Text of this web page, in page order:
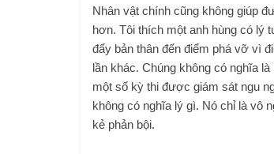
Nhân vật chính cũng không giúp
hơn. Tôi thích một anh hùng có lý
đẩy bản thân đến điểm phá vỡ vì
lần khác. Chúng không có nghĩa
một số kỳ thi được giám sát ngu
không có nghĩa lý gì. Nó chỉ là vô
kẻ phản bội.